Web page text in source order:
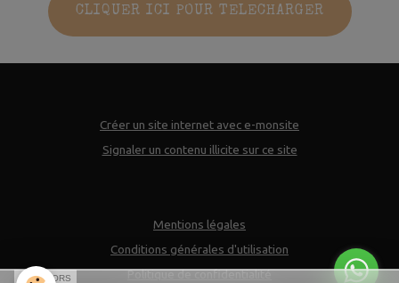
CLIQUER ICI POUR TELECHARGER
Créer un site internet avec e-monsite
Signaler un contenu illicite sur ce site
Mentions légales
Conditions générales d'utilisation
Politique de confidentialité
SPONSORS